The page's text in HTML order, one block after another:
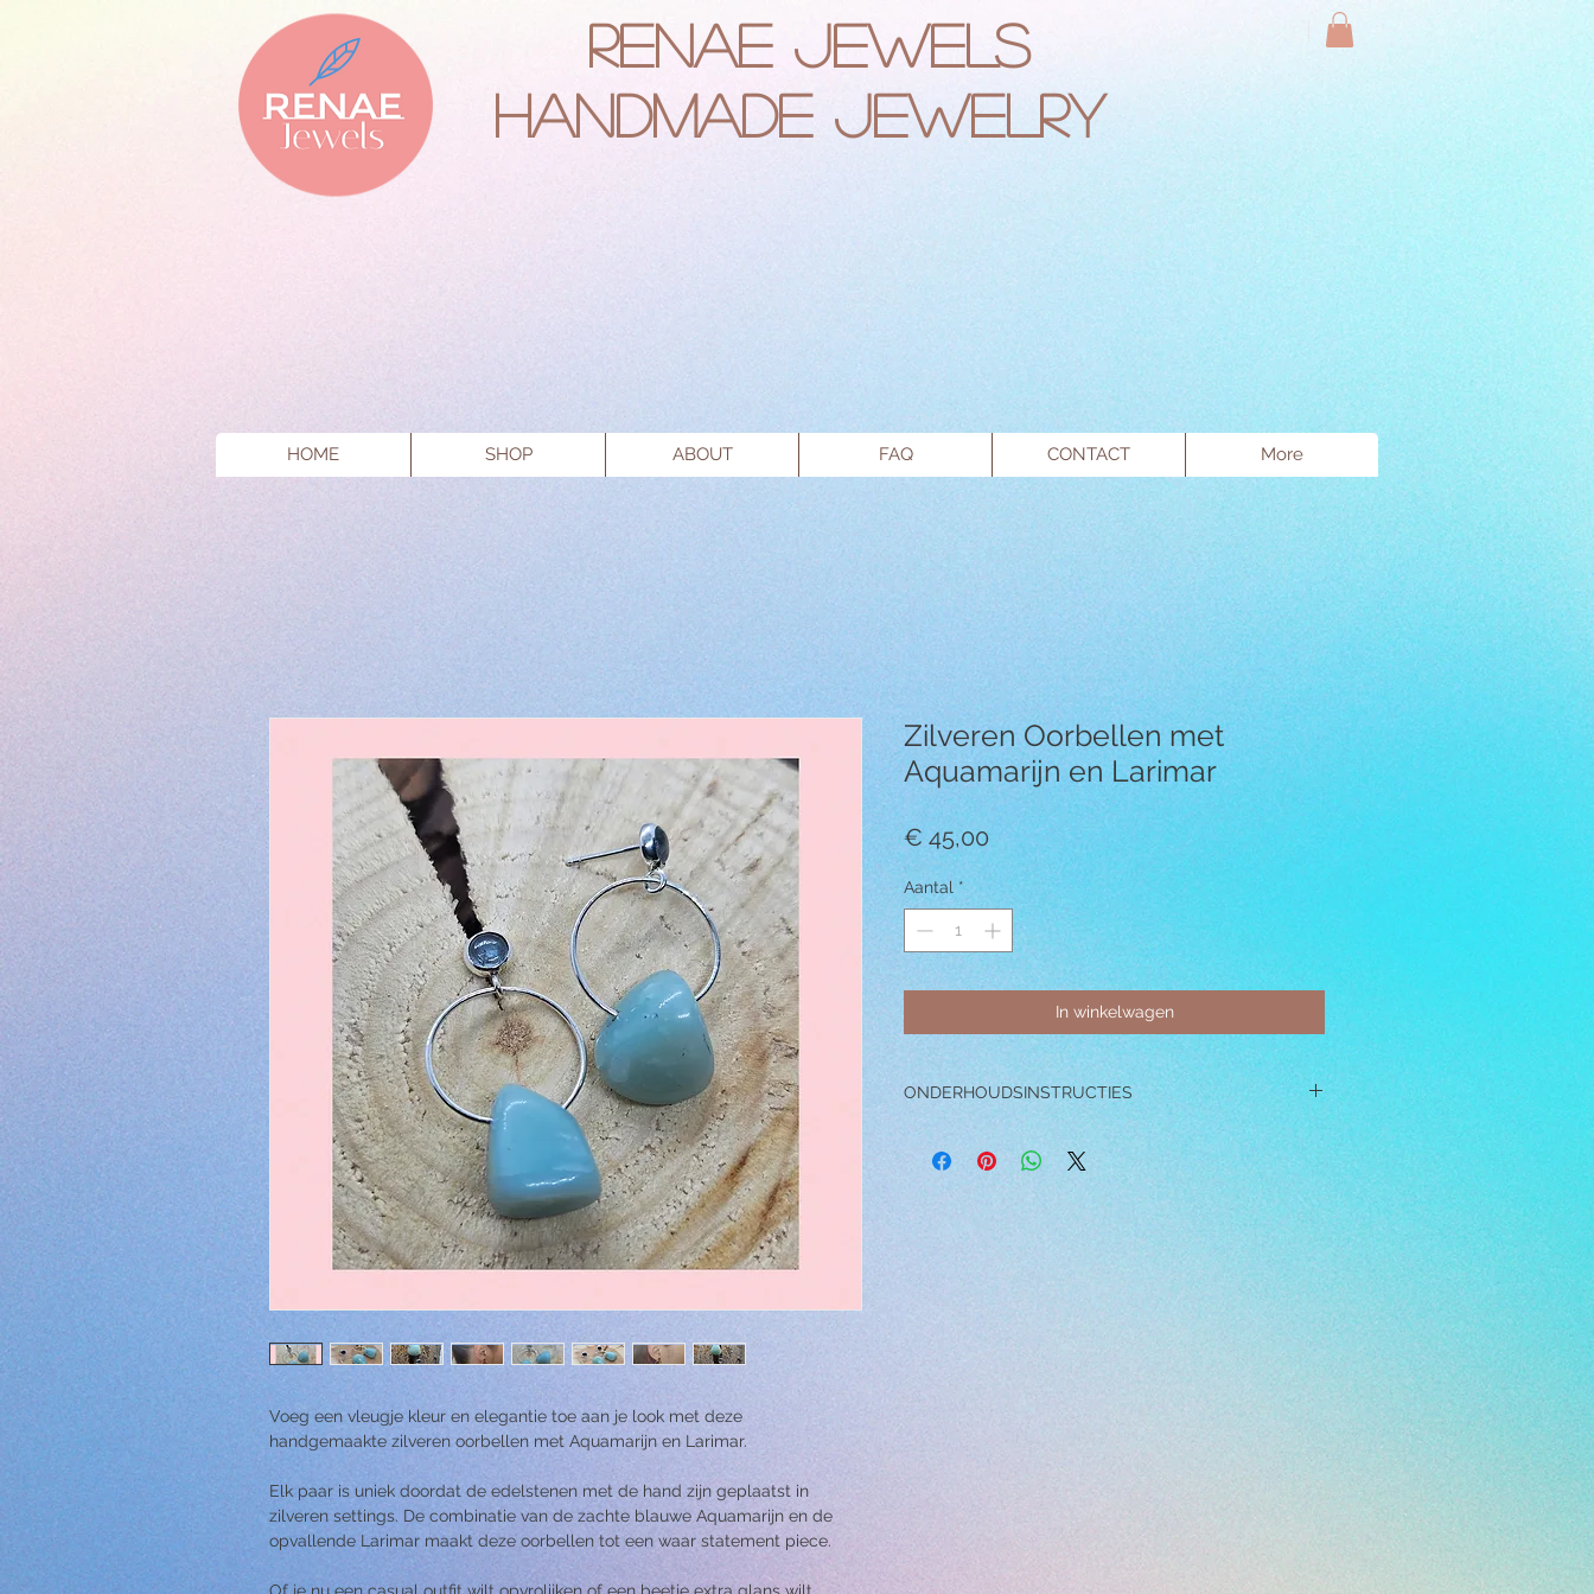
RENAE JEWELS
Handmade Jewelry
HOME SHOP ABOUT FAQ CONTACT More
Voeg een vleugje kleur en elegantie toe aan je look met deze
handgemaakte zilveren oorbellen met Aquamarijn en Larimar.
Elk paar is uniek doordat de edelstenen met de hand zijn geplaatst in
zilveren settings. De combinatie van de zachte blauwe Aquamarijn en de
opvallende Larimar maakt deze oorbellen tot een waar statement piece.
Zilveren Oorbellen met
Aquamarijn en Larimar
€ 45,00Prijs
Aantal *
In winkelwagen
ONDERHOUDSINSTRUCTIES
ONDERHOUDSINSTRUCTIES
→ Draag de oorbellen NIET tijdens het slapen,
douchen, zwemmen, sporten of een andere vorm
inspannende activiteit.
→ Vermijd contact en / of gebruik chemicaliën,
→ Laat de oorbellen niet op harde oppervlakken
vallen, hierdoor kunnen er krassen ontstaan.
→ Om je oorbellen schoon te maken, dompel je ze in
tandenborstel. Als je klaar bent, dompel je de